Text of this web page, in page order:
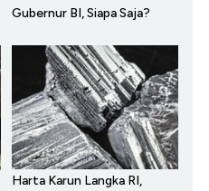
Gubernur BI, Siapa Saja?
Harta Karun Langka RI,